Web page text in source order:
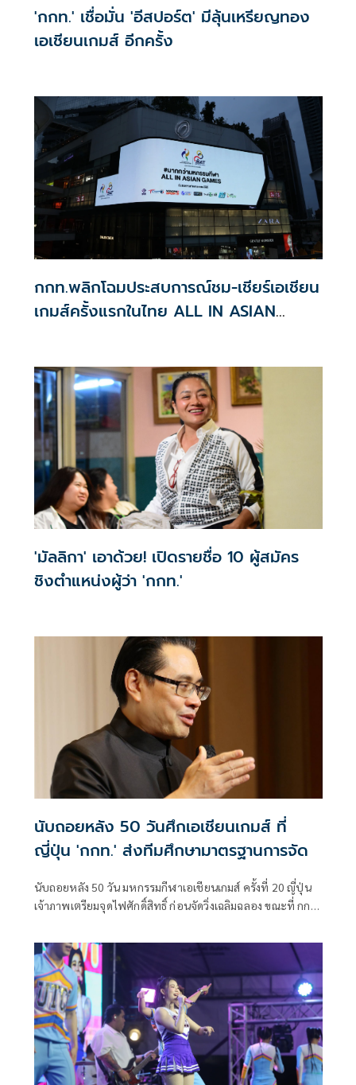
'กกท.' เชื่อมั่น 'อีสปอร์ต' มีลุ้นเหรียญทอง
เอเชียนเกมส์ อีกครั้ง
กกท.พลิกโฉมประสบการณ์ชม-เชียร์เอเชียน
เกมส์ครั้งแรกในไทย ALL IN ASIAN
'มัลลิกา' เอาด้วย! เปิดรายชื่อ 10 ผู้สมัคร
ชิงตำแหน่งผู้ว่า 'กกท.'
นับถอยหลัง 50 วันศึกเอเชียนเกมส์ ที่
ญี่ปุ่น 'กกท.' ส่งทีมศึกษามาตรฐานการจัด
นับถอยหลัง 50 วัน มหกรรมกีฬาเอเชียนเกมส์ ครั้งที่ 20 ญี่ปุ่น
เจ้าภาพเตรียมจุดไฟศักดิ์สิทธิ์ ก่อนจัดวิ่งเฉลิมฉลอง ขณะที่ กกท.
เพื่อนำมาใช้ประโยชน์ในอนาคต ส่วนช่อง T SPORTS 7 ผนึก
พันธมิตร ถ่ายทอดสดให้แฟนกีฬาชาวไทยได้ชมและเชียร์เต็ม
อิ่มจุใจ